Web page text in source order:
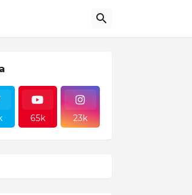
65k 23k